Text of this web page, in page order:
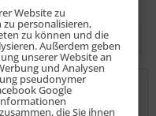
Website zu
personalisieren,
zu können und die
Außerdem geben
unserer Website an
und Analysen
pseudonymer
Google
die Sie ihnen